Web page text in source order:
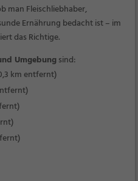
man Fleischliebhaber,
Ernährung bedacht ist – im
das Richtige.
Umgebungsind:
km entfernt)